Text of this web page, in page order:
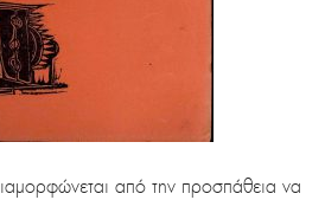
από την προσπάθεια να